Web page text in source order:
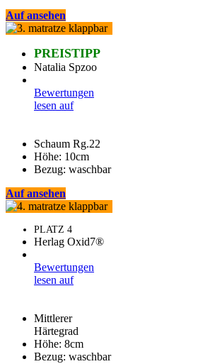
Aufansehen
PREISTIPP
Natalia Spzoo
Bewertungen
lesen auf
Schaum Rg.22
Höhe: 10cm
Bezug: waschbar
Aufansehen
PLATZ 4
Herlag Oxid7®
Bewertungen
lesen auf
Mittlerer
Härtegrad
Höhe: 8cm
Bezug: waschbar